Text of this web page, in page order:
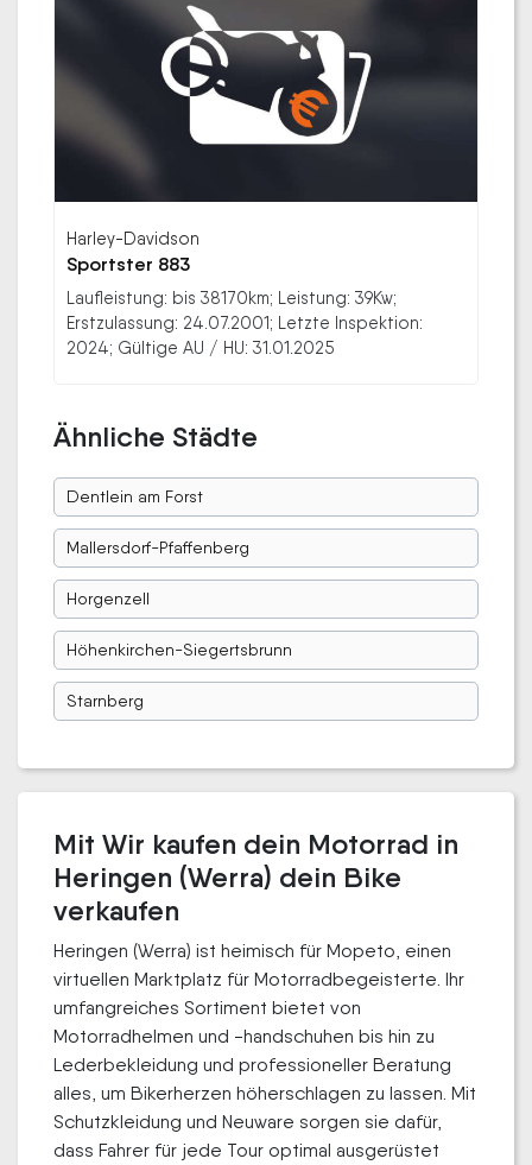
Harley-Davidson
Sportster 883
Laufleistung: bis 38170km; Leistung: 39Kw;
Erstzulassung: 24.07.2001; Letzte Inspektion:
2024; Gültige AU / HU: 31.01.2025
Ähnliche Städte
Dentlein am Forst
Mallersdorf-Pfaffenberg
Horgenzell
Höhenkirchen-Siegertsbrunn
Starnberg
Mit Wir kaufen dein Motorrad in
Heringen (Werra) dein Bike
verkaufen
Heringen (Werra) ist heimisch für Mopeto, einen
virtuellen Marktplatz für Motorradbegeisterte. Ihr
umfangreiches Sortiment bietet von
Motorradhelmen und -handschuhen bis hin zu
Lederbekleidung und professioneller Beratung
alles, um Bikerherzen höherschlagen zu lassen. Mit
Schutzkleidung und Neuware sorgen sie dafür,
dass Fahrer für jede Tour optimal ausgerüstet